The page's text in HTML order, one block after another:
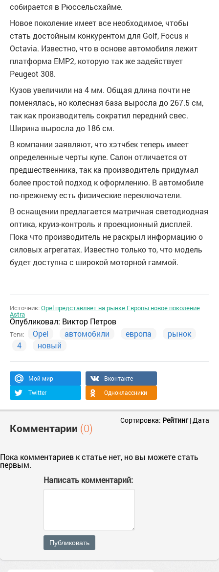
собирается в Рюссельсхайме.
Новое поколение имеет все необходимое, чтобы
стать достойным конкурентом для Golf, Focus и
Octavia. Известно, что в основе автомобиля лежит
платформа EMP2, которую так же задействует
Peugeot 308.
Кузов увеличили на 4 мм. Общая длина почти не
поменялась, но колесная база выросла до 267.5 см,
так как производитель сократил передний свес.
Ширина выросла до 186 см.
В компании заявляют, что хэтчбек теперь имеет
определенные черты купе. Салон отличается от
предшественника, так ка производитель придумал
более простой подход к оформлению. В автомобиле
по-прежнему есть физические переключатели.
В оснащении предлагается матричная светодиодная
оптика, круиз-контроль и проекционный дисплей.
Пока что производитель не раскрыл информацию о
силовых агрегатах. Известно только то, что модель
будет доступна с широкой моторной гаммой.
Источник:Opel представляет на рынке Европы новое поколение
Astra
Опубликовал: Виктор Петров
Теги: Opel автомобили европа
рынок
4
новый
Мой мир
Вконтакте
Twitter
Одноклассники
Комментарии (0)
Сортировка: Рейтинг|Дата
Пока комментариев к статье нет, но вы можете стать
первым.
Написать комментарий:
Публиковать